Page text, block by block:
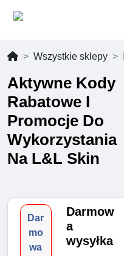
Wszystkie sklepy
Aktywne Kody
Rabatowe I
Promocje Do
Wykorzystania
Na L&L Skin
Dar
mo
wa
Darmow
a
wysyłka